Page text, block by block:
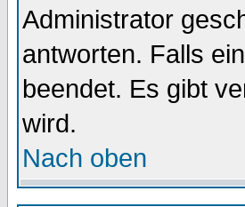
Administrator
antworten. Falls
beendet. Es gibt
wird.
Nach oben